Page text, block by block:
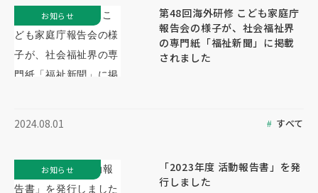
第48回海外研修 こども家庭庁
報告会の様子が、社会福祉界
の専門紙「福祉新聞」に掲載
されました
2024.08.01 すべて
お知らせ
「2023年度 活動報告書」を発
行しました
お知らせ